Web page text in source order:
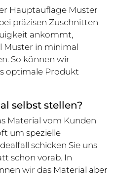
Hauptauflage Muster
präzisen Zuschnitten
ankommt,
Muster in minimal
So können wir
optimale Produkt
selbst stellen?
Material vom Kunden
um spezielle
schicken Sie uns
schon vorab. In
wir das Material aber